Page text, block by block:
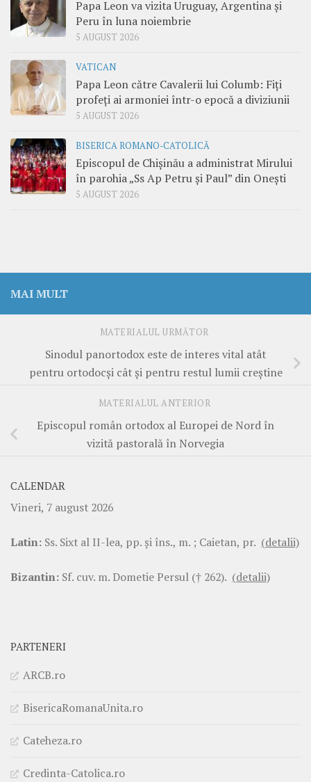
Papa Leon va vizita Uruguay, Argentina și
Peru în luna noiembrie
5 AUGUST 2026
VATICAN
Papa Leon către Cavalerii lui Columb: Fiți
profeți ai armoniei într-o epocă a diviziunii
5 AUGUST 2026
BISERICA ROMANO-CATOLICĂ
Episcopul de Chișinău a administrat Mirului
în parohia „Ss Ap Petru și Paul” din Onești
5 AUGUST 2026
MAI MULT
MATERIALUL URMĂTOR
Sinodul panortodox este de interes vital atât
pentru ortodocși cât și pentru restul lumii creștine
MATERIALUL ANTERIOR
Episcopul român ortodox al Europei de Nord în
vizită pastorală în Norvegia
CALENDAR
Vineri, 7 august 2026
Latin: Ss. Sixt al II-lea, pp. şi îns., m. ; Caietan, pr. (detalii)
Bizantin: Sf. cuv. m. Dometie Persul († 262). (detalii)
PARTENERI
ARCB.ro
BisericaRomanaUnita.ro
Cateheza.ro
Credinta-Catolica.ro